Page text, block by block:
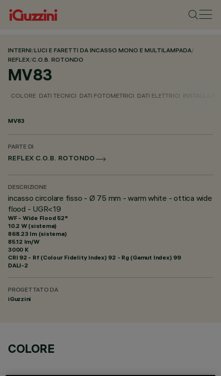
INTERNI/LUCI E FARETTI DA INCASSO MONO E MULTILAMPADA/
REFLEX/C.O.B. ROTONDO
MV83
COLORE DATI TECNICI DATI FOTOMETRICI DATI ELETTRICI
MV83
PARTE DI
REFLEX C.O.B. ROTONDO
DESCRIZIONE
incasso circolare fisso - Ø 75 mm - warm white - ottica wide
flood - UGR<19
WF - Wide Flood 52°
10.2 W (sistema)
868.23 lm (sistema)
85.12 lm/W
3000 K
CRI 92 - Rf (Colour Fidelity Index) 92 - Rg (Gamut Index) 99
DALI-2
PROGETTATO DA
iGuzzini
COLORE